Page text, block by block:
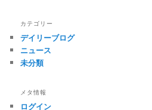
カテゴリー
デイリーブログ
ニュース
未分類
メタ情報
ログイン